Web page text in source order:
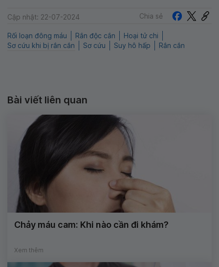
Cập nhật: 22-07-2024 Chia sẻ
Rối loạn đông máu Rắn độc cắn
Hoại tử chi
Sơ cứu khi bị rắn cắn
Sơ cứu Suy hô hấp Rắn cắn
Bài viết liên quan
Chảy máu cam: Khi nào cần đi khám?
Xem thêm